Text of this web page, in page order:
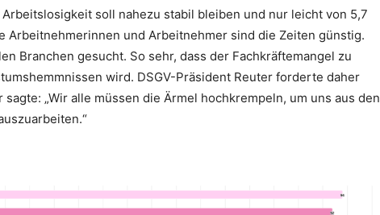
soll nahezu stabil bleiben und nur leicht von 5,7
Arbeitnehmerinnen und Arbeitnehmer sind die Zeiten günstig.
Branchen gesucht. So sehr, dass der Fachkräftemangel zu
wird. DSGV-Präsident Reuter forderte daher
sagte: „Wir alle müssen die Ärmel hochkrempeln, um uns aus den